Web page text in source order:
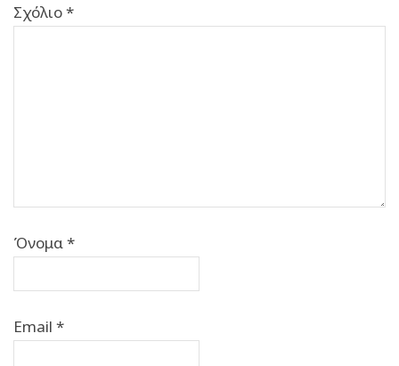
Σχόλιο*
Όνομα*
Email *